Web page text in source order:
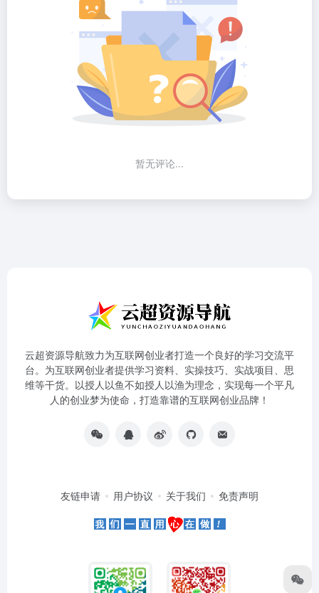
暂无评论...
云超资源导航致力为互联网创业者打造一个良好的学习交流平
台。为互联网创业者提供学习资料、实操技巧、实战项目、思
维等干货。以授人以鱼不如授人以渔为理念，实现每一个平凡
人的创业梦为使命，打造靠谱的互联网创业品牌！
友链申请 用户协议 关于我们 免责声明